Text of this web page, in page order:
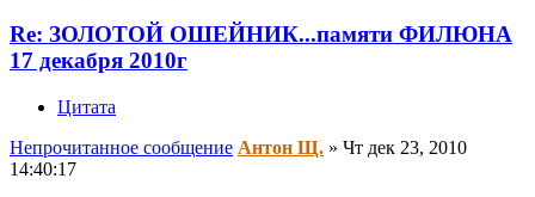
Re: ЗОЛОТОЙ ОШЕЙНИК...памяти ФИЛЮНА
17 декабря 2010г
Цитата
Непрочитанное сообщение Антон Щ. » Чт дек 23, 2010
14:40:17